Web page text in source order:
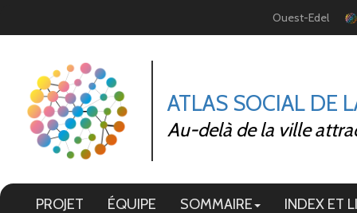
Ouest-Edel
ATLAS SOCIAL DE
Au-delà de la ville
PROJET ÉQUIPE SOMMAIRE INDEX ET